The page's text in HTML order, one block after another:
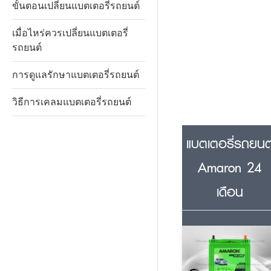
ขั้นตอนเปลี่ยนแบตเตอรี่รถยนต์
เมื่อไหร่ควรเปลี่ยนแบตเตอรี่
รถยนต์
การดูแลรักษาแบตเตอรี่รถยนต์
วิธีการเคลมแบตเตอรี่รถยนต์
แบตเตอรี่รถยน
Amaron 24
เดือน